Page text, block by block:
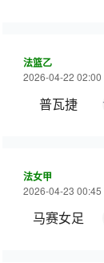
法篮乙
2026-04-22 02:00
普瓦捷
法女甲
2026-04-23 00:45
马赛女足